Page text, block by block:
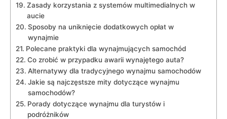
Zasady korzystania z systemów multimedialnych‌ w
aucie
Sposoby na uniknięcie dodatkowych opłat w
‌wynajmie
Polecane‌ praktyki dla⁣ wynajmujących ​samochód
Co ⁢zrobić w przypadku awarii wynajętego auta?
Alternatywy dla tradycyjnego wynajmu ​samochodów
Jakie są najczęstsze mity dotyczące wynajmu
samochodów?
Porady dotyczące wynajmu dla turystów i
podróżników